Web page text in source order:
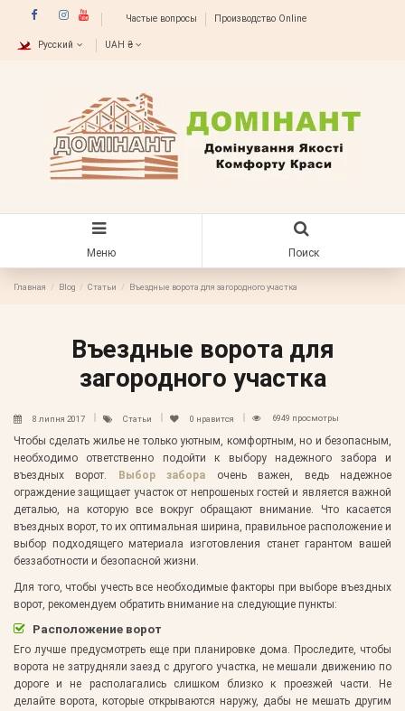
Частые вопросы Производство Online
Русский UAH ₴
Меню Поиск
Главная Blog Статьи Въездные ворота для загородного участка
Въездные ворота для
загородного участка
8 липня 2017 Статьи 0 нравится 6949 просмотры
Чтобы сделать жилье не только уютным, комфортным, но и безопасным,
необходимо ответственно подойти к выбору надежного забора и
въездных ворот.
Выбор забора очень важен, ведь надежное
ограждение защищает участок от непрошеных гостей и является важной
деталью, на которую все вокруг обращают внимание. Что касается
въездных ворот, то их оптимальная ширина, правильное расположение и
выбор подходящего материала изготовления станет гарантом вашей
беззаботности и безопасной жизни.
Для того, чтобы учесть все необходимые факторы при выборе въездных
ворот, рекомендуем обратить внимание на следующие пункты:
Расположение ворот
Его лучше предусмотреть еще при планировке дома. Проследите, чтобы
ворота не затрудняли заезд с другого участка, не мешали движению по
дороге и не располагались слишком близко к проезжей части. Не
делайте ворота, которые открываются наружу, дабы не мешать другим